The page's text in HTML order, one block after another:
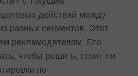
действий между
разных сегментов. Этот
рекламодателям. Его
чтобы решить, стоит ли
по